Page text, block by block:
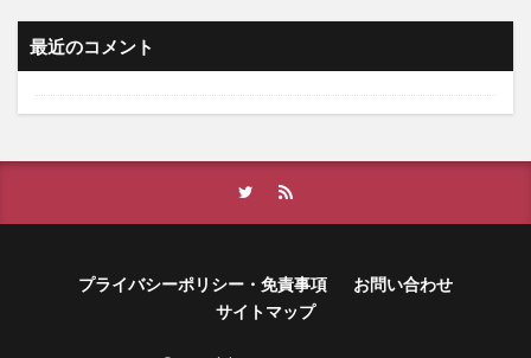
最近のコメント
プライバシーポリシー・免責事項
お問い合わせ
サイトマップ